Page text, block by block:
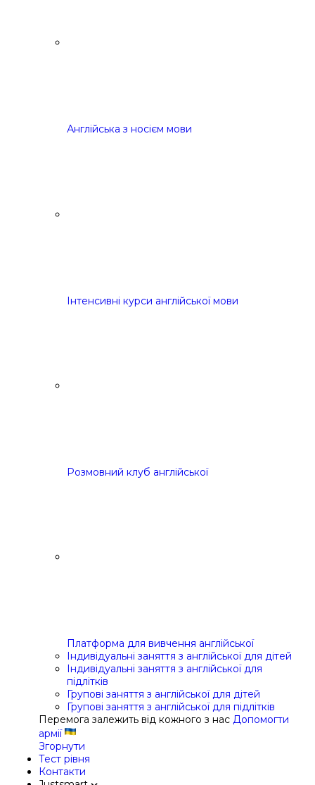
Англійська з носієм мови
Інтенсивні курси англійської мови
Розмовний клуб англійської
Платформа для вивчення англійської
Індивідуальні заняття з англійської для дітей
Індивідуальні заняття з англійської для
підлітків
Групові заняття з англійської для дітей
Групові заняття з англійської для підлітків
Перемога залежить від кожного з нас Допомогти
армії
Згорнути
Тест рівня
Контакти